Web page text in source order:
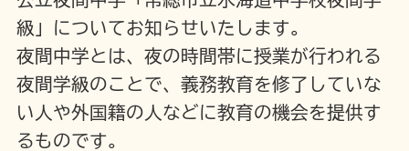
級」についてお知らせいたします。
夜間中学とは、夜の時間帯に授業が行われる
夜間学級のことで、義務教育を修了していな
い人や外国籍の人などに教育の機会を提供す
るものです。